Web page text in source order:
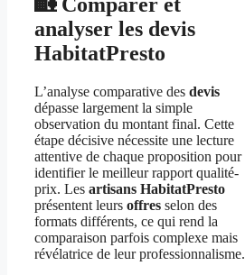
analyser les devis
HabitatPresto
L’analyse comparative des devis
dépasse largement la simple
observation du montant final. Cette
étape décisive nécessite une lecture
attentive de chaque proposition pour
identifier le meilleur rapport qualité-
prix. Les artisans HabitatPresto
présentent leurs offres selon des
formats différents, ce qui rend la
comparaison parfois complexe mais
révélatrice de leur professionnalisme.